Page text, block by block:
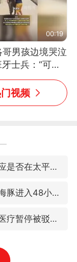
00:19
哥男孩边境哭泣
士兵：“可不
我遣返回国”
视频
中方回应是否在太平洋海底开采稀土
台风白海豚进入48小时警戒线
陈熠叫医疗暂停被驳回 带伤遭逆转